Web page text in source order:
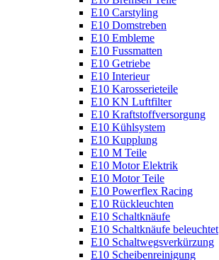
E10 Carstyling
E10 Domstreben
E10 Embleme
E10 Fussmatten
E10 Getriebe
E10 Interieur
E10 Karosserieteile
E10 KN Luftfilter
E10 Kraftstoffversorgung
E10 Kühlsystem
E10 Kupplung
E10 M Teile
E10 Motor Elektrik
E10 Motor Teile
E10 Powerflex Racing
E10 Rückleuchten
E10 Schaltknäufe
E10 Schaltknäufe beleuchtet
E10 Schaltwegsverkürzung
E10 Scheibenreinigung